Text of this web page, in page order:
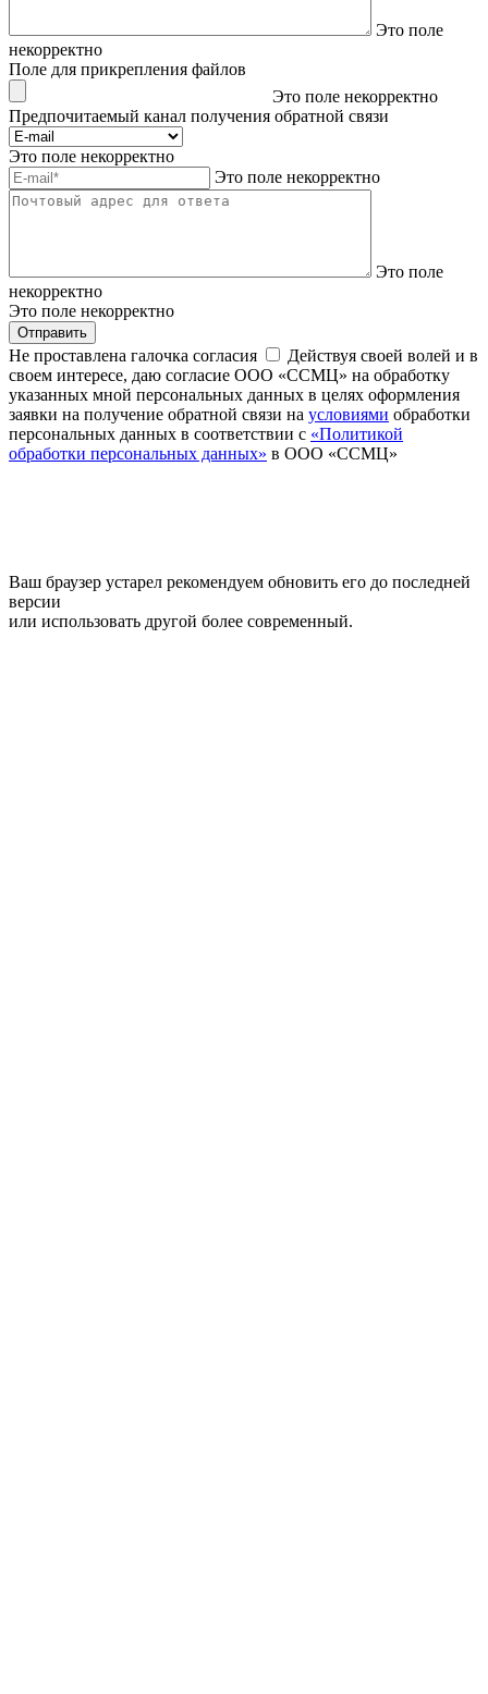
Это поле
некорректно
Поле для прикрепления файлов
Это поле некорректно
Предпочитаемый канал получения обратной связи
Это поле некорректно
Это поле некорректно
Это поле
некорректно
Это поле некорректно
Отправить
Не проставлена галочка согласия
Действуя своей волей и в
своем интересе, даю согласие ООО «ССМЦ» на обработку
указанных мной персональных данных в целях оформления
заявки на получение обратной связи на условиями обработки
персональных данных в соответствии с «Политикой
обработки персональных данных» в ООО «ССМЦ»
Ваш браузер устарел рекомендуем обновить его до последней
версии
или использовать другой более современный.